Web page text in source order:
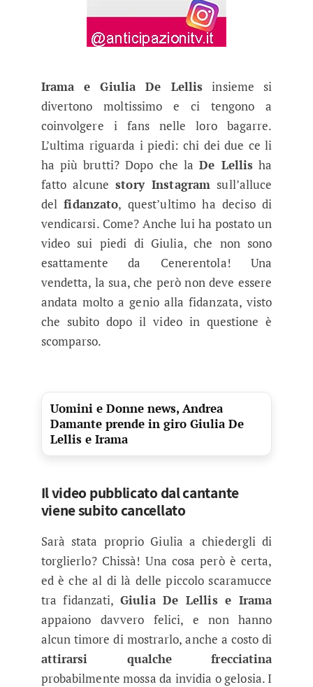
Irama e Giulia De Lellis insieme si
divertono moltissimo e ci tengono a
coinvolgere i fans nelle loro bagarre.
L’ultima riguarda i piedi: chi dei due ce li
ha più brutti? Dopo che laDe Lellis ha
fatto alcunestory Instagram sull’alluce
delfidanzato, quest’ultimo ha deciso di
vendicarsi. Come? Anche lui ha postato un
video sui piedi di Giulia, che non sono
esattamente da Cenerentola! Una
vendetta, la sua, che però non deve essere
andata molto a genio alla fidanzata, visto
che subito dopo il video in questione è
scomparso.
Uomini e Donne news, Andrea
Damante prende in giro Giulia De
Lellis e Irama
Il video pubblicato dal cantante
viene subito cancellato
Sarà stata proprio Giulia a chiedergli di
torglierlo? Chissà! Una cosa però è certa,
ed è che al di là delle piccolo scaramucce
tra fidanzati,Giulia De Lellis e Irama
appaiono davvero felici, e non hanno
alcun timore di mostrarlo, anche a costo di
attirarsi qualche frecciatina
probabilmente mossa da invidia o gelosia. I